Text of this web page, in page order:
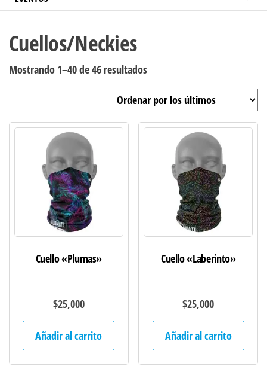
Cuellos/Neckies
Mostrando 1–40 de 46 resultadosOrdenado
por
los
últimos
Cuello «Plumas»
$25,000
Añadir al carrito
Cuello «Laberinto»
$25,000
Añadir al carrito